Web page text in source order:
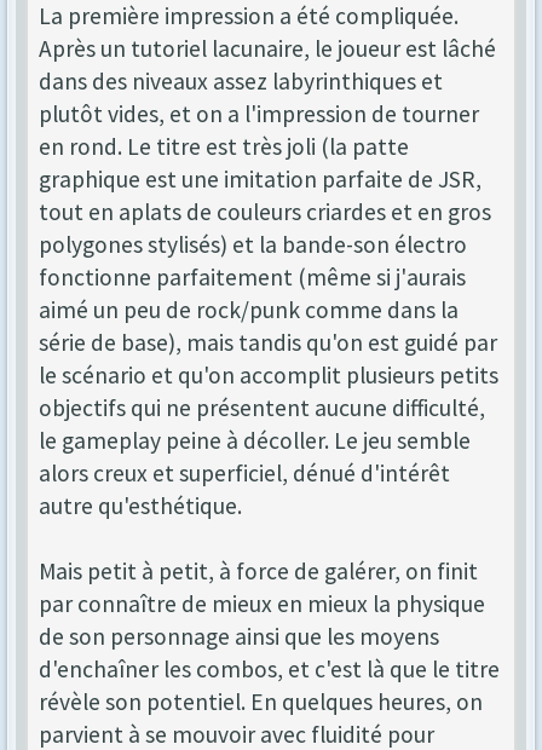
La première impression a été compliquée.
Après un tutoriel lacunaire, le joueur est lâché
dans des niveaux assez labyrinthiques et
plutôt vides, et on a l'impression de tourner
en rond. Le titre est très joli (la patte
graphique est une imitation parfaite de JSR,
tout en aplats de couleurs criardes et en gros
polygones stylisés) et la bande-son électro
fonctionne parfaitement (même si j'aurais
aimé un peu de rock/punk comme dans la
série de base), mais tandis qu'on est guidé par
le scénario et qu'on accomplit plusieurs petits
objectifs qui ne présentent aucune difficulté,
le gameplay peine à décoller. Le jeu semble
alors creux et superficiel, dénué d'intérêt
autre qu'esthétique.
Mais petit à petit, à force de galérer, on finit
par connaître de mieux en mieux la physique
de son personnage ainsi que les moyens
d'enchaîner les combos, et c'est là que le titre
révèle son potentiel. En quelques heures, on
parvient à se mouvoir avec fluidité pour